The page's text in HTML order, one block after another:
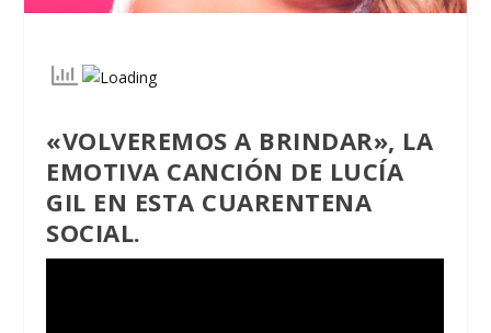
«VOLVEREMOS A BRINDAR», LA
EMOTIVA CANCIÓN DE LUCÍA
GIL EN ESTA CUARENTENA
SOCIAL.